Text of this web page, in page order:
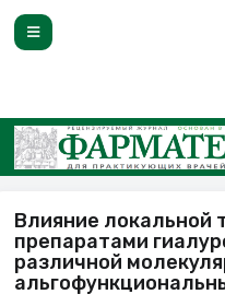
Влияние локальной
препаратами
различной